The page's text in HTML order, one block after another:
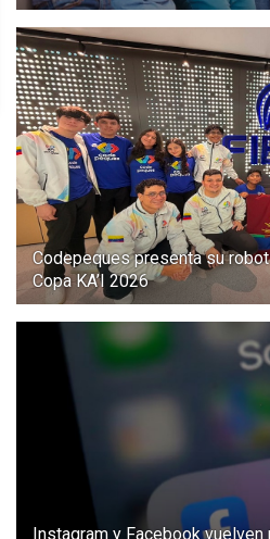
Codepeques presenta su
Copa KA’I 2026
Instagram y Facebook vuelven